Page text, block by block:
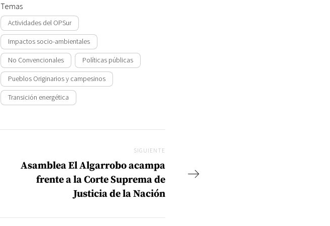
Temas
Actividades del OPSur
Impactos socio-ambientales
No Convencionales Políticas públicas
Pueblos Originarios y campesinos
Transición energética
SIGUIENTE
Asamblea El Algarrobo acampa
frente a la Corte Suprema de
Justicia de la Nación